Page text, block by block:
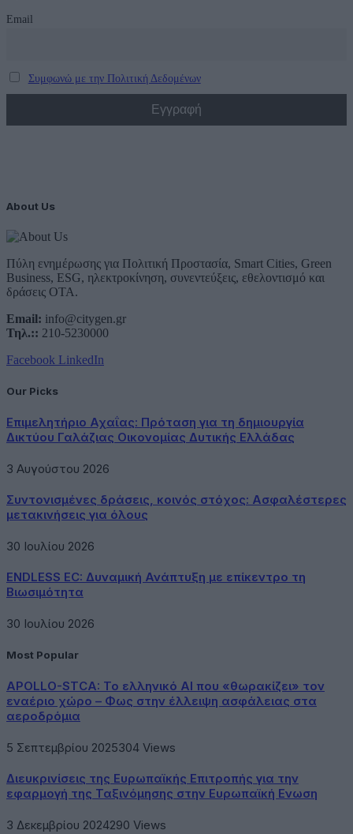
Email
Συμφωνώ με την Πολιτική Δεδομένων
About Us
Πύλη ενημέρωσης για Πολιτική Προστασία, Smart Cities, Green
Business, ESG, ηλεκτροκίνηση, συνεντεύξεις, εθελοντισμό και
δράσεις ΟΤΑ.
Email: info@citygen.gr
Τηλ.:: 210-5230000
Facebook LinkedIn
Our Picks
Επιμελητήριο Αχαΐας: Πρόταση για τη δημιουργία
Δικτύου Γαλάζιας Οικονομίας Δυτικής Ελλάδας
3 Αυγούστου 2026
Συντονισμένες δράσεις, κοινός στόχος: Ασφαλέστερες
μετακινήσεις για όλους
30 Ιουλίου 2026
ENDLESS EC: Δυναμική Ανάπτυξη με επίκεντρο τη
Βιωσιμότητα
30 Ιουλίου 2026
Most Popular
APOLLO-STCA: Το ελληνικό AI που «θωρακίζει» τον
εναέριο χώρο – Φως στην έλλειψη ασφάλειας στα
αεροδρόμια
5 Σεπτεμβρίου 2025304 Views
Διευκρινίσεις της Ευρωπαϊκής Επιτροπής για την
εφαρμογή της Ταξινόμησης στην Ευρωπαϊκή Ενωση
3 Δεκεμβρίου 2024290 Views